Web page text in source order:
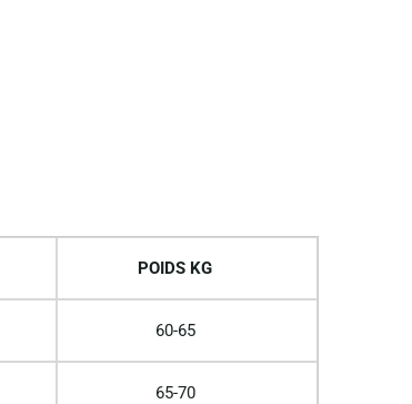
POIDS KG
60-65
65-70